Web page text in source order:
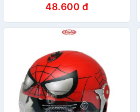
48.600 đ